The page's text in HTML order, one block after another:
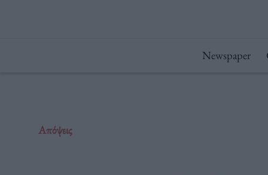
Newspaper
Απόψεις